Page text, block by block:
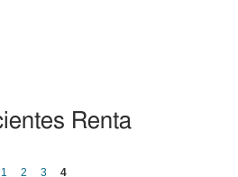
Renta
1 2 3 4